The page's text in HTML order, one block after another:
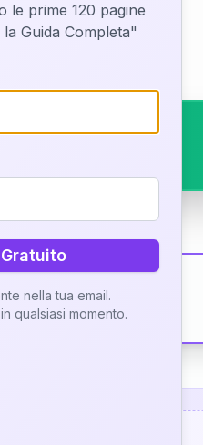
interpretazione
le prime 120 pagine
Guida Completa"
nella tua email.
qualsiasi momento.